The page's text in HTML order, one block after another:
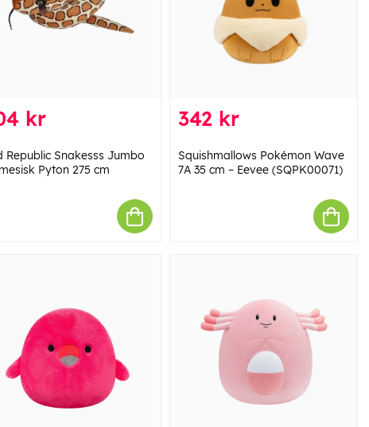
kr
Republic Snakesss Jumbo
Pyton 275 cm
342 kr
Squishmallows Pokémon Wave
7A 35 cm – Eevee (SQPK00071)